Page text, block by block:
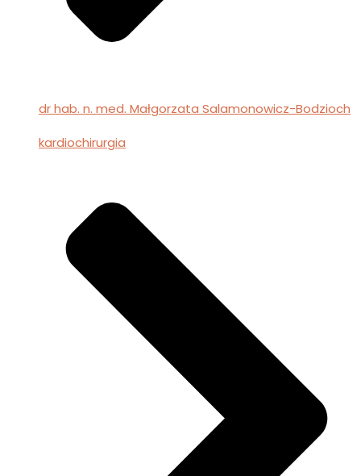
dr hab. n. med. Małgorzata Salamonowicz-Bodzioch
kardiochirurgia